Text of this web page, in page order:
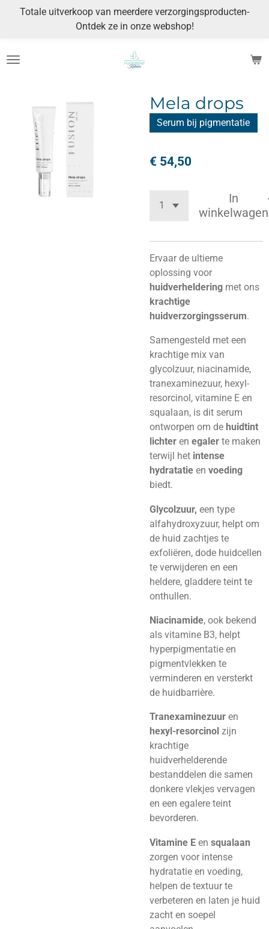
de
Totale uitverkoop van meerdere verzorgingsproducten-
Ontdek ze in onze webshop!
Mela drops
Serum bij pigmentatie
€ 54,50
In
winkelwagen
Ervaar de ultieme
oplossing voor
huidverheldering met ons
krachtige
huidverzorgingsserum.
Samengesteld met een
krachtige mix van
glycolzuur, niacinamide,
tranexaminezuur, hexyl-
resorcinol, vitamine E en
squalaan, is dit serum
ontworpen om de huidtint
lichter en egaler te maken
terwijl het intense
hydratatie en voeding
biedt.
Glycolzuur, een type
alfahydroxyzuur, helpt om
de huid zachtjes te
exfoliëren, dode huidcellen
te verwijderen en een
heldere, gladdere teint te
onthullen.
Niacinamide, ook bekend
als vitamine B3, helpt
hyperpigmentatie en
pigmentvlekken te
verminderen en versterkt
de huidbarrière.
Tranexaminezuur en
hexyl-resorcinol zijn
krachtige
huidverhelderende
bestanddelen die samen
donkere vlekjes vervagen
en een egalere teint
bevorderen.
Vitamine E en squalaan
zorgen voor intense
hydratatie en voeding,
helpen de textuur te
verbeteren en laten je huid
zacht en soepel